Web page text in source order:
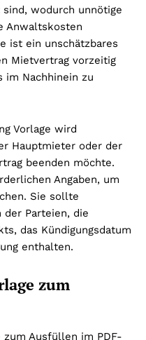
wodurch unnötige
Anwaltskosten
ist ein unschätzbares
Mietvertrag vorzeitig
im Nachhinein zu
Vorlage wird
Hauptmieter oder der
beenden möchte.
Angaben, um
Sie sollte
Parteien, die
das Kündigungsdatum
enthalten.
zum
Ausfüllen im PDF-